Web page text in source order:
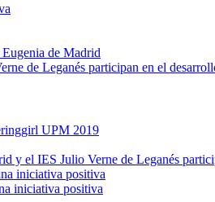
de Madrid
de Leganés participan en el
UPM 2019
y el IES Julio Verne de Leganés
iniciativa positiva
iniciativa positiva